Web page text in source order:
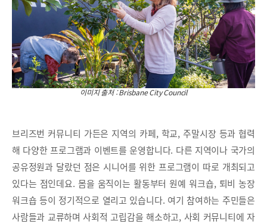
이미지 출처 : Brisbane City Council
브리즈번 커뮤니티 가든은 지역의 카페, 학교, 주말시장 등과 협력
해 다양한 프로그램과 이벤트를 운영합니다. 다른 지역이나 국가의
공유정원과 달랐던 점은 시니어를 위한 프로그램이 따로 개최되고
있다는 점인데요. 몸을 움직이는 활동부터 원예 워크숍, 퇴비 농장
워크숍 등이 정기적으로 열리고 있습니다. 여기 참여하는 주민들은
사람들과 교류하며 사회적 고립감을 해소하고, 사회 커뮤니티에 자